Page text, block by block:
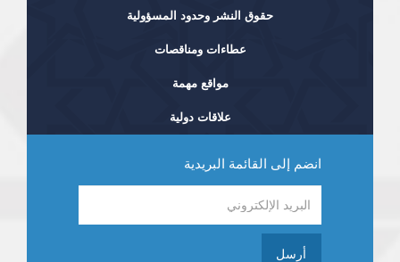
حقوق النشر وحدود المسؤولية
عطاءات ومناقصات
مواقع مهمة
علاقات دولية
انضم إلى القائمة البريدية
أرسل